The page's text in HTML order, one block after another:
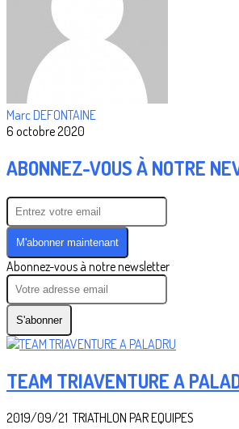
Marc DEFONTAINE
6 octobre 2020
ABONNEZ-VOUS À NOTRE
M'abonner maintenant
Abonnez-vous à notre newsletter
S'abonner
TEAM TRIAVENTURE A
2019/09/21 TRIATHLON PAR EQUIPES